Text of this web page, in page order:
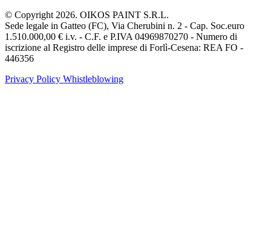
© Copyright 2026. OIKOS PAINT S.R.L.
Sede legale in Gatteo (FC), Via Cherubini n. 2 - Cap. Soc.euro
1.510.000,00 € i.v. - C.F. e P.IVA 04969870270 - Numero di
iscrizione al Registro delle imprese di Forlì-Cesena: REA FO -
446356
Privacy Policy Whistleblowing